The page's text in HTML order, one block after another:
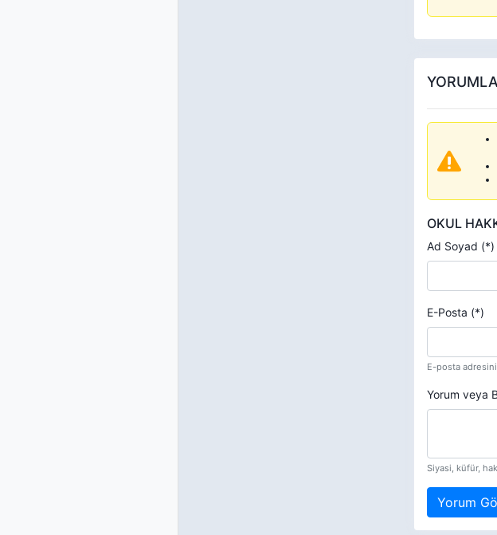
OKUL
Ad Soyad (*)
E-Posta (*)
E-posta
Yorum veya
Siyasi, küfür,
Yorum